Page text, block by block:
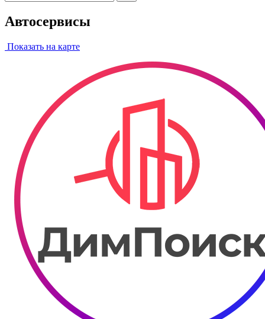
Автосервисы
Показать на карте